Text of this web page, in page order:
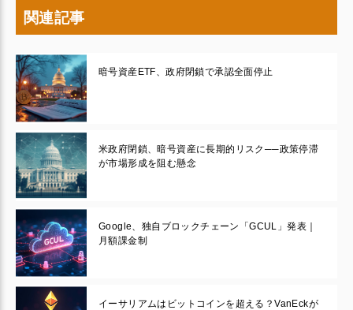
関連記事
暗号資産ETF、政府閉鎖で承認全面停止
米政府閉鎖、暗号資産に長期的リスク──政策停滞
が市場形成を阻む懸念
Google、独自ブロックチェーン「GCUL」発表｜
月額課金制
イーサリアムはビットコインを超える？VanEckが